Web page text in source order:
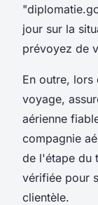
jour sur la
prévoyez de
En outre, lors
voyage,
aérienne
compagnie
de l'étape du
vérifiée pour
clientèle.